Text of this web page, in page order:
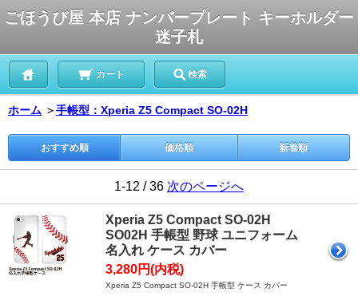
ごほうび屋 本店 ナンバープレート キーホルダー
迷子札
カート 検索
ホーム ＞手帳型：Xperia Z5 Compact SO-02H
おすすめ順 価格順 新着順
1-12 / 36 次のページへ
Xperia Z5 Compact SO-02H
SO02H 手帳型 野球 ユニフォーム
名入れ ケース カバー
3,280円(内税)
Xperia Z5 Compact SO-02H 手帳型 ケース カバー